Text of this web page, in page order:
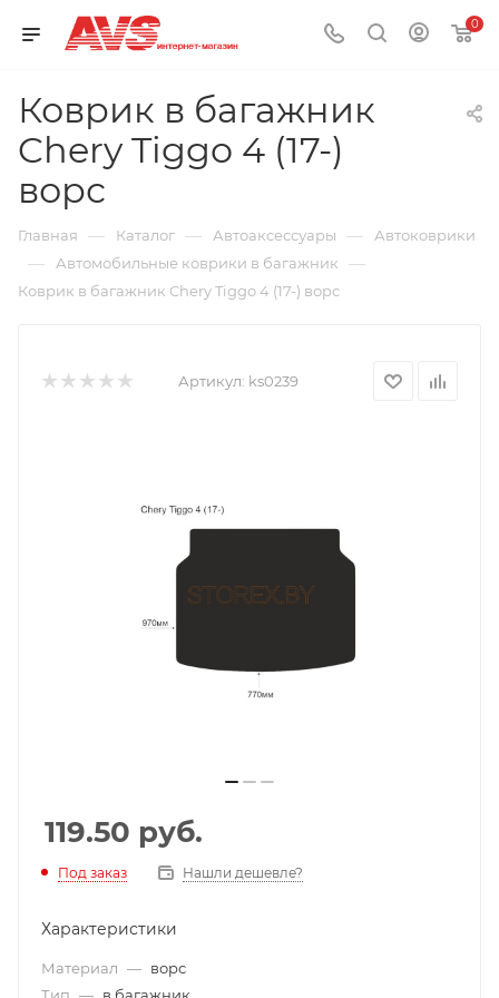
0
Коврик в багажник
Chery Tiggo 4 (17-)
ворс
Главная — Каталог — Автоаксессуары — Автоковрики
— Автомобильные коврики в багажник —
Коврик в багажник Chery Tiggo 4 (17-) ворс
Артикул: ks0239
119.50 руб.
Под заказ Нашли дешевле?
Характеристики
Материал — ворс